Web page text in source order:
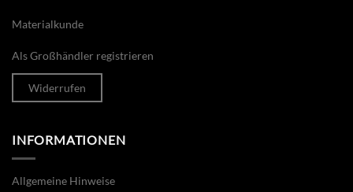
Materialkunde
Als Großhändler registrieren
Widerrufen
INFORMATIONEN
Allgemeine Hinweise